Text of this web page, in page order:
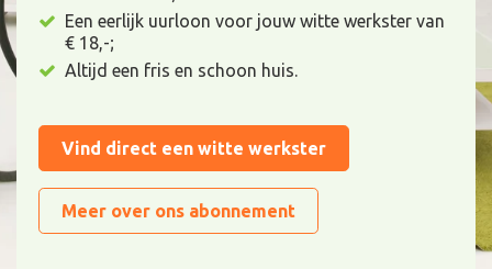
Een eerlijk uurloon voor jouw witte werkster van
€ 18,-;
Altijd een fris en schoon huis.
Vind direct een witte werkster
Meer over ons abonnement